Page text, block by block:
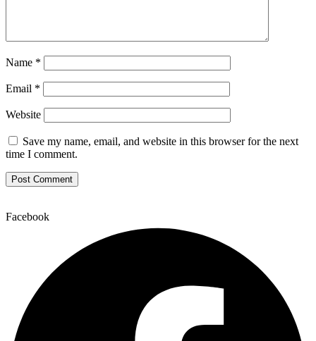
Name *
Email *
Website
Save my name, email, and website in this browser for the next
time I comment.
Facebook